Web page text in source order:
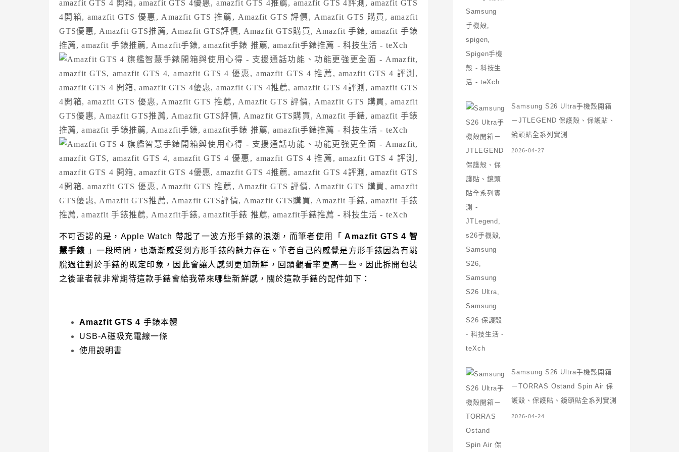
不可否認的是， Apple Watch 帶起了一波方形手錶的浪潮，而筆者使用「 Amazfit GTS 4 智
慧手錶
」一段時間，也漸漸感受到方形手錶的魅力存在。筆者自己的感覺是方形手錶因為有跳
脫過往對於手錶的既定印象，因此會讓人感到更加新鮮，回頭觀看率更高一些。因此拆開包裝
之後筆者就非常期待這款手錶會給我帶來哪些新鮮感，關於這款手錶的配件如下：
Amazfit GTS 4 手錶本體
USB-A磁吸充電線一條
使用說明書
Samsung S26 Ultra手機殼開箱
－JTLEGEND 保護殼、保護貼、
鏡頭貼全系列實測
2026-04-27
Samsung S26 Ultra手機殼開箱
－TORRAS Ostand Spin Air 保
護殼、保護貼、鏡頭貼全系列實測
2026-04-24